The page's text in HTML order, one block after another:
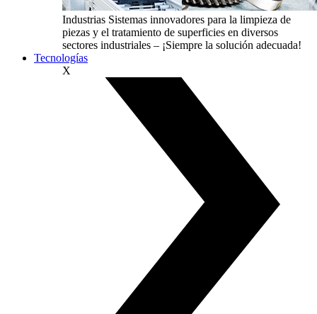
Industrias Sistemas innovadores para la limpieza de
piezas y el tratamiento de superficies en diversos
sectores industriales – ¡Siempre la solución adecuada!
Tecnologías
X